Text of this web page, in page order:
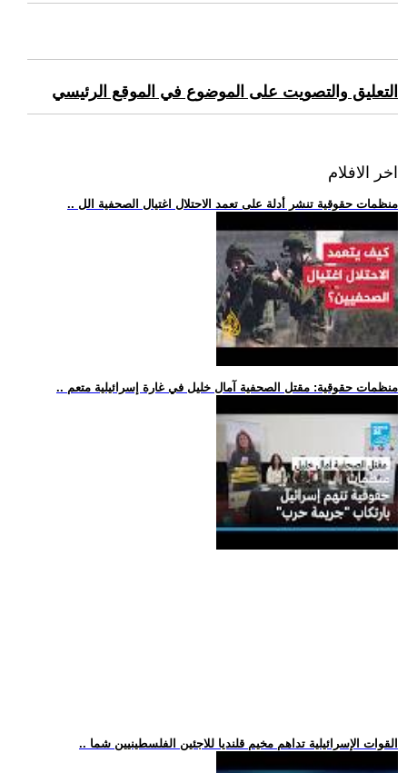
التعليق والتصويت على الموضوع في الموقع الرئيسي
اخر الافلام
.. منظمات حقوقية تنشر أدلة على تعمد الاحتلال اغتيال الصحفية الل
.. منظمات حقوقية: مقتل الصحفية آمال خليل في غارة إسرائيلية متعم
.. القوات الإسرائيلية تداهم مخيم قلنديا للاجئين الفلسطينيين شما